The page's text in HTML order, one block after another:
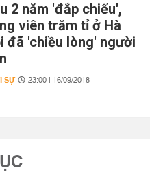
2 năm 'đắp chiếu',
viên trăm tỉ ở Hà
đã 'chiều lòng' người
SỰ 23:00 | 16/09/2018